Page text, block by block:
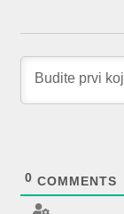
0 COMMENTS